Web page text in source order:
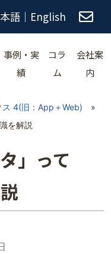
語 ｜ English
事例・実
績
コラ
ム
会社案
内
4(旧：App＋Web)
»
を解説
」って